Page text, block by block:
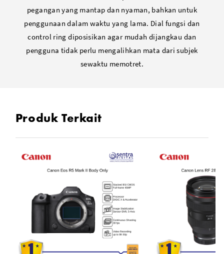
pegangan yang mantap dan nyaman, bahkan untuk
penggunaan dalam waktu yang lama. Dial fungsi dan
control ring diposisikan agar mudah dijangkau dan
pengguna tidak perlu mengalihkan mata dari subjek
sewaktu memotret.
Produk Terkait